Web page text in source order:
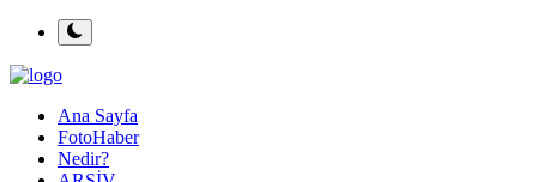
Ana Sayfa
FotoHaber
Nedir?